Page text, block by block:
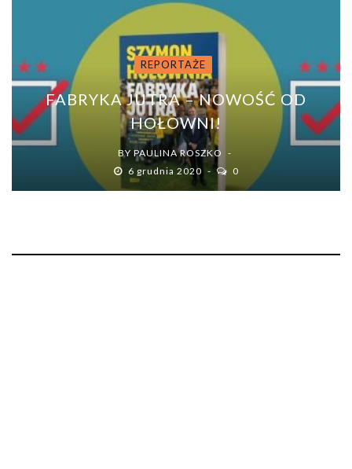
REPORTAŻE
FABRYKA JUTRA – NOWOŚĆ OD
HOŁOWNI!
BY PAULINA ROSZKO
6 grudnia 2020
0